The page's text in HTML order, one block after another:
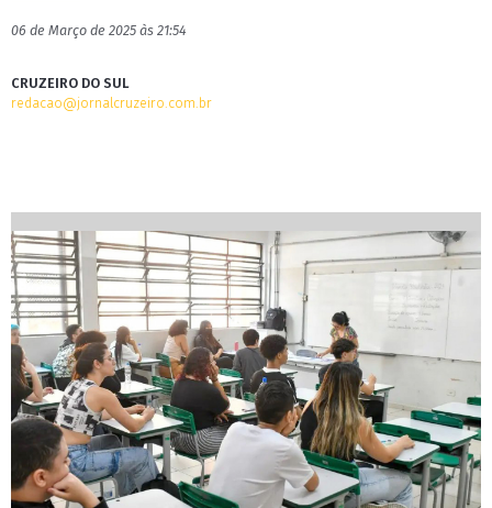
06 de Março de 2025 às 21:54
CRUZEIRO DO SUL
redacao@jornalcruzeiro.com.br